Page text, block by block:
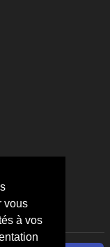
vous
à vos